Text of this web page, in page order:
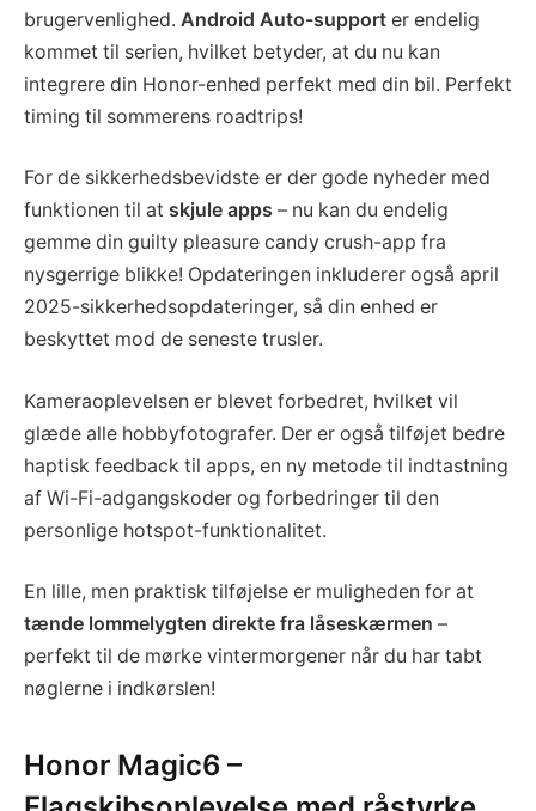
brugervenlighed. Android Auto-support er endelig
kommet til serien, hvilket betyder, at du nu kan
integrere din Honor-enhed perfekt med din bil. Perfekt
timing til sommerens roadtrips!
For de sikkerhedsbevidste er der gode nyheder med
funktionen til at skjule apps – nu kan du endelig
gemme din guilty pleasure candy crush-app fra
nysgerrige blikke! Opdateringen inkluderer også april
2025-sikkerhedsopdateringer, så din enhed er
beskyttet mod de seneste trusler.
Kameraoplevelsen er blevet forbedret, hvilket vil
glæde alle hobbyfotografer. Der er også tilføjet bedre
haptisk feedback til apps, en ny metode til indtastning
af Wi-Fi-adgangskoder og forbedringer til den
personlige hotspot-funktionalitet.
En lille, men praktisk tilføjelse er muligheden for at
tænde lommelygten direkte fra låseskærmen –
perfekt til de mørke vintermorgener når du har tabt
nøglerne i indkørslen!
Honor Magic6 –